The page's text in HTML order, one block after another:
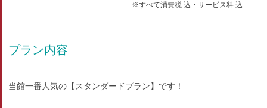
バス/トイレ/禁煙/インターネットができる部屋/洗浄機
※すべて消費税 込・サービス料 込
プラン内容
当館一番人気の【スタンダードプラン】です！